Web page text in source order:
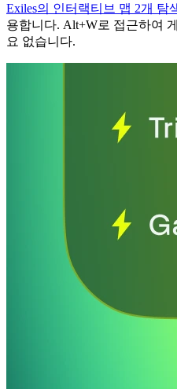
Exiles의 인터랙티브 맵 2개 탐
용합니다. Alt+W로 접근하여
요 없습니다.